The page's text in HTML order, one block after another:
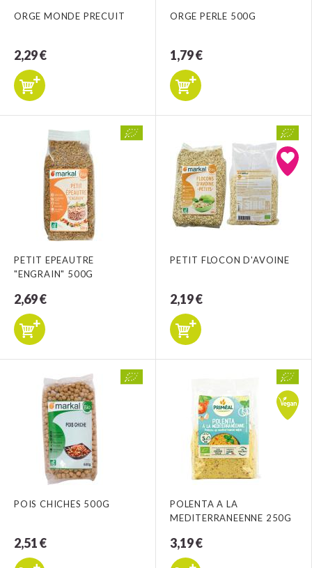
ORGE MONDE PRECUIT
2,29 €
ORGE PERLE 500G
1,79 €
PETIT EPEAUTRE
"ENGRAIN" 500G
2,69 €
PETIT FLOCON D'AVOINE
2,19 €
POIS CHICHES 500G
2,51 €
POLENTA A LA
MEDITERRANEENNE 250G
3,19 €